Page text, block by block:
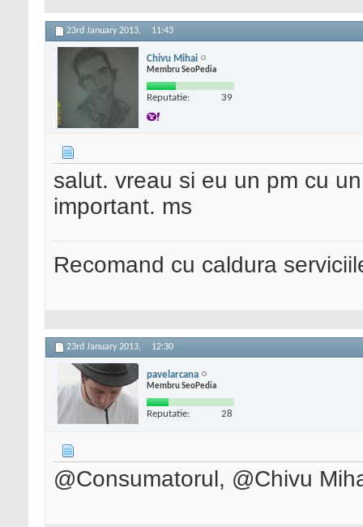
23rd January 2013, 11:43
Chivu Mihai
Membru SeoPedia
Reputatie: 39
salut. vreau si eu un pm cu
important. ms
Recomand cu caldura
23rd January 2013, 12:30
pavelarcana
Membru SeoPedia
Reputatie: 28
@Consumatorul, @Chivu